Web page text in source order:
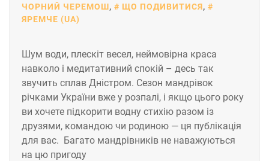
ЧОРНИЙ ЧЕРЕМОШ, ЩО ПОДИВИТИСЯ,
ЯРЕМЧЕ (UA)
Шум води, плескіт весел, неймовірна краса
навколо і медитативний спокій – десь так
звучить сплав Дністром. Сезон мандрівок
річками України вже у розпалі, і якщо цього року
ви хочете підкорити водну стихію разом із
друзями, командою чи родиною — ця публікація
для вас. Багато мандрівників не наважуються
на цю пригоду